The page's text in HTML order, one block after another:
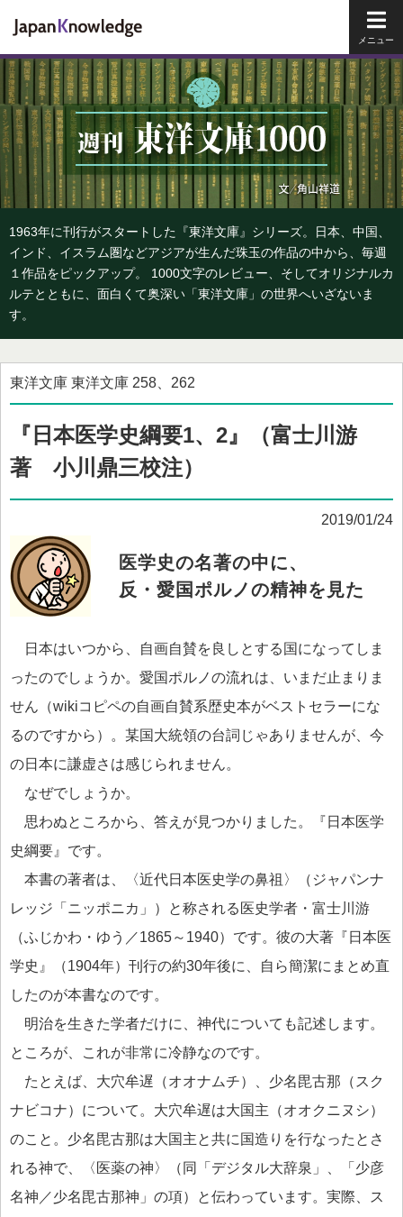
1963年に刊行がスタートした『東洋文庫』シリーズ。日本、中国、
インド、イスラム圏などアジアが生んだ珠玉の作品の中から、毎週
１作品をピックアップ。 1000文字のレビュー、そしてオリジナルカ
ルテとともに、面白くて奥深い「東洋文庫」の世界へいざないま
す。
東洋文庫 東洋文庫 258、262
『日本医学史綱要1、2』（富士川游
著 小川鼎三校注）
2019/01/24
医学史の名著の中に、
反・愛国ポルノの精神を見た
日本はいつから、自画自賛を良しとする国になってしま
ったのでしょうか。愛国ポルノの流れは、いまだ止まりま
せん（wikiコピペの自画自賛系歴史本がベストセラーにな
るのですから）。某国大統領の台詞じゃありませんが、今
の日本に謙虚さは感じられません。
なぜでしょうか。
思わぬところから、答えが見つかりました。『日本医学
史綱要』です。
本書の著者は、〈近代日本医史学の鼻祖〉（ジャパンナ
レッジ「ニッポニカ」）と称される医史学者・富士川游
（ふじかわ・ゆう／1865～1940）です。彼の大著『日本医
学史』（1904年）刊行の約30年後に、自ら簡潔にまとめ直
したのが本書なのです。
明治を生きた学者だけに、神代についても記述します。
ところが、これが非常に冷静なのです。
たとえば、大穴牟遅（オオナムチ）、少名毘古那（スク
ナビコナ）について。大穴牟遅は大国主（オオクニヌシ）
のこと。少名毘古那は大国主と共に国造りを行なったとさ
れる神で、〈医薬の神〉（同「デジタル大辞泉」、「少彦
名神／少名毘古那神」の項）と伝わっています。実際、ス